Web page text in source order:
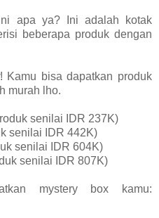
apa ya? Ini adalah kotak
beberapa produk dengan
! Kamu bisa dapatkan produk
murah lho.
senilai IDR 237K)
senilai IDR 442K)
senilai IDR 604K)
senilai IDR 807K)
mystery box kamu: